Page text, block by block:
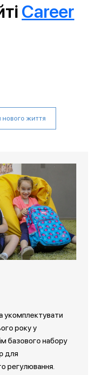
Career
нового життя
укомплектувати
року у
базового набору
для
регулювання.